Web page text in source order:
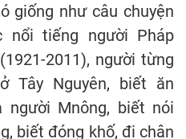
giống như câu chuyện
nổi tiếng người Pháp
2011), người từng
Tây Nguyên, biết ăn
Mnông, biết nói
biết đóng khố, đi chân